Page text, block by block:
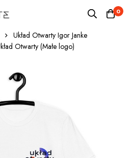
0
Układ Otwarty Igor Janke
Otwarty (Małe logo)